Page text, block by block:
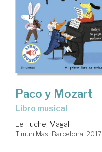
Paco y Mozart
Libro musical
Le Huche, Magali
Timun Mas. Barcelona, 2017